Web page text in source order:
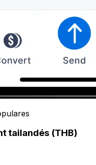
tailandés (THB)